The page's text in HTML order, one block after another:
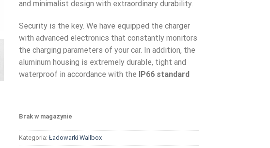
and minimalist design with extraordinary durability.
Security is the key. We have equipped the charger
with advanced electronics that constantly monitors
the charging parameters of your car. In addition, the
aluminum housing is extremely durable, tight and
waterproof in accordance with the IP66 standard
Brak w magazynie
Kategoria:Ładowarki Wallbox